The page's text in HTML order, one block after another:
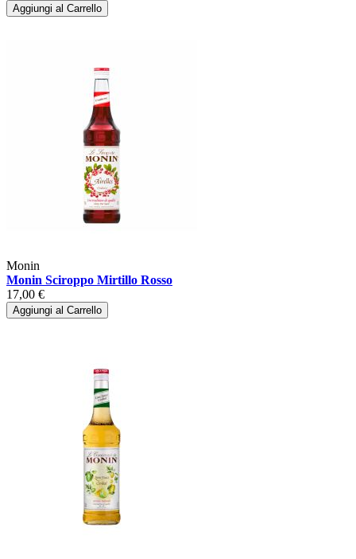
Aggiungi al Carrello
Monin
Monin Sciroppo Mirtillo Rosso
17,00 €
Aggiungi al Carrello